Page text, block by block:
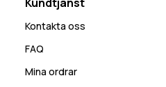
Kundtjänst
Kontakta oss
FAQ
Mina ordrar